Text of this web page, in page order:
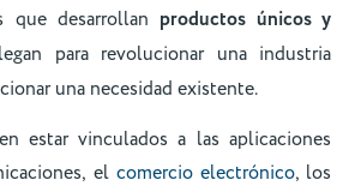
que desarrollan productos únicos y
para revolucionar una industria
una necesidad existente.
estar vinculados a las aplicaciones
el comercio electrónico, los